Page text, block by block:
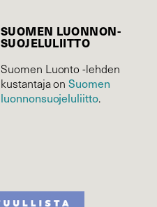
SUOMEN LUONNON­
SUOJELU­LIITTO
Suomen Luonto -lehden
kustantaja onSuomen
luonnonsuojelu­liitto.